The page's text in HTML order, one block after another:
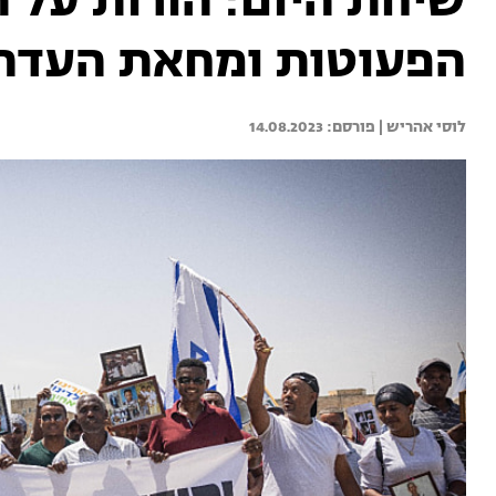
הפעוטות ומחאת
לוסי אהריש | 14.08.2023